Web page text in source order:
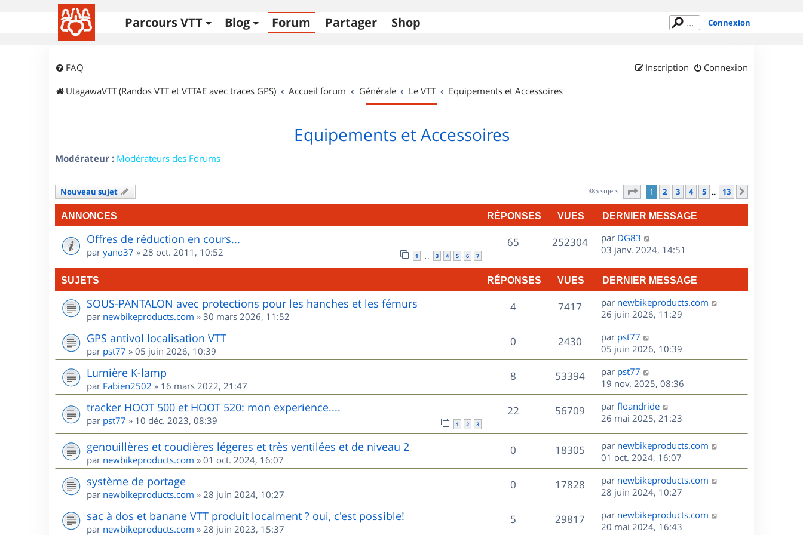
Parcours VTT Blog Forum Partager Shop Connexion
FAQ Connexion
Inscription
UtagawaVTT (Randos VTT et VTTAE avec traces GPS)
Accueil forum Générale Le VTT Equipements et Accessoires
Equipements et Accessoires
Modérateur : Modérateurs des Forums
Nouveau sujet 385 sujets Page sur13
1 2 3 4 5 … 13
ANNONCES RÉPONSES VUES DERNIER MESSAGE
Offres de réduction en cours...
par yano37 » 28 oct. 2011, 10:52 1 … 3 4 5 6 7
65R
p
n
s
252304V
D
e
r
m
e
s
s
a
g
e
par DG83
03 janv. 2024, 14:51
SUJETS RÉPONSES VUES DERNIER MESSAGE
SOUS-PANTALON avec protections pour les hanches et les fémurs
par newbikeproducts.com » 30 mars 2026, 11:52
4R
é
o
n
s
e
s
7417V
u
s
D
e
r
n
i
e
r
m
e
s
s
a
g
e
par newbikeproducts.com
26 juin 2026, 11:29
GPS antivol localisation VTT
par pst77 » 05 juin 2026, 10:39
0R
é
p
o
s
e
s
2430V
u
e
s
D
e
r
n
i
e
r
m
e
s
s
a
g
e
par pst77
05 juin 2026, 10:39
Lumière K-lamp
par Fabien2502 » 16 mars 2022, 21:47
8R
é
p
s
e
s
53394V
u
D
e
r
n
i
r
m
e
s
s
a
g
e
par pst77
19 nov. 2025, 08:36
tracker HOOT 500 et HOOT 520: mon experience....
par pst77 » 10 déc. 2023, 08:39 1 2 3
22R
é
56709V
u
e
D
e
i
e
r
m
e
s
s
par floandride
26 mai 2025, 21:23
genouillères et coudières légeres et très ventilées et de niveau 2
par newbikeproducts.com » 01 oct. 2024, 16:07
0R
é
18305V
u
e
s
D
e
r
n
i
e
r
m
par newbikeproducts.com
01 oct. 2024, 16:07
système de portage
par newbikeproducts.com » 28 juin 2024, 10:27
0R
é
17828V
u
D
e
r
n
i
par newbikeproducts.com
28 juin 2024, 10:27
sac à dos et banane VTT produit localment ? oui, c'est possible!
par newbikeproducts.com » 28 juin 2023, 15:37
5R
29817V
D
e
par newbikeproducts.com
20 mai 2024, 16:43